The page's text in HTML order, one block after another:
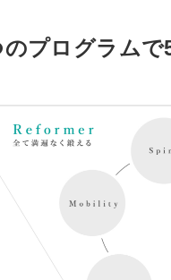
プログラムで